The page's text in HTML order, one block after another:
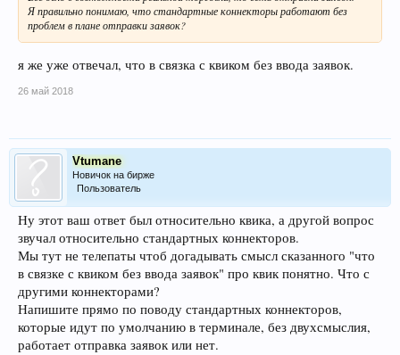
Я правильно понимаю, что стандартные коннекторы работают без
проблем в плане отправки заявок?
я же уже отвечал, что в связка с квиком без ввода заявок.
26 май 2018
Vtumane
Новичок на бирже
Пользователь
Ну этот ваш ответ был относительно квика, а другой вопрос
звучал относительно стандартных коннекторов.
Мы тут не телепаты чтоб догадывать смысл сказанного "что
в связке с квиком без ввода заявок" про квик понятно. Что с
другими коннекторами?
Напишите прямо по поводу стандартных коннекторов,
которые идут по умолчанию в терминале, без двухсмыслия,
работает отправка заявок или нет.